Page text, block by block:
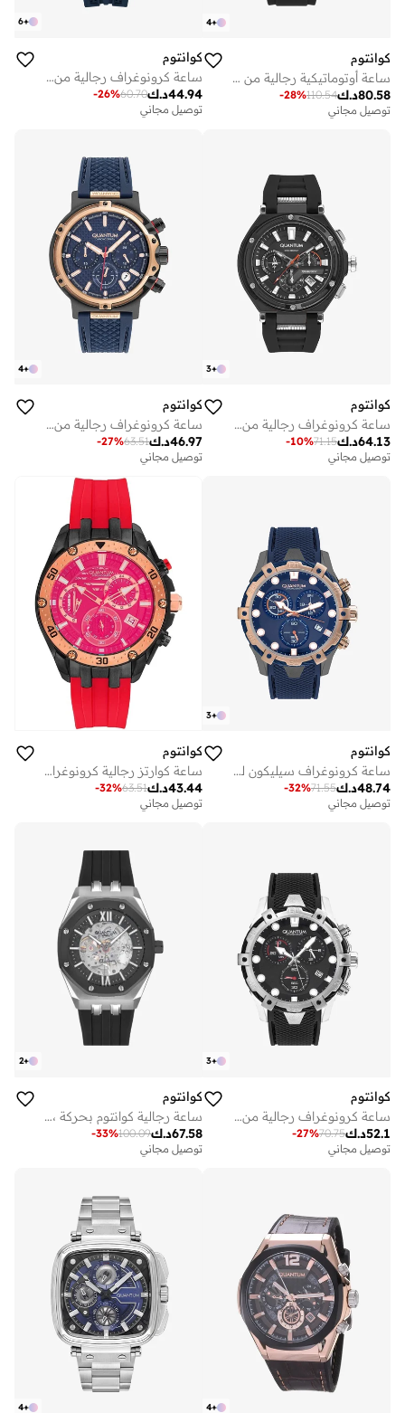
+
4
كوانتوم
ساعة أوتوماتيكية رجالية من السيليكون . - مم
د.ك80.58
110.54
-28%
توصيل مجاني
+
6
كوانتوم
ساعة كرونوغراف رجالية من السيليكون . - مم
د.ك44.94
60.70
-26%
توصيل مجاني
+
3
كوانتوم
ساعة كرونوغراف رجالية من السيليكون . - مم
د.ك64.13
71.15
-10%
توصيل مجاني
+
4
كوانتوم
ساعة كرونوغراف رجالية من السيليكون . - مم
د.ك46.97
63.51
-27%
توصيل مجاني
+
3
كوانتوم
ساعة كرونوغراف سيليكون للرجال . - مم
د.ك48.74
71.55
-32%
توصيل مجاني
كوانتوم
ساعة كوارتز رجالية كرونوغراف بحزام سيليكون - أحمر
د.ك43.44
63.51
-32%
توصيل مجاني
+
3
كوانتوم
ساعة كرونوغراف رجالية من السيليكون . - مم
د.ك52.1
70.75
-27%
توصيل مجاني
+
2
كوانتوم
ساعة رجالية كوانتوم بحركة ، مينا أوتوماتيكي وسوار سيليكون، أسود
د.ك67.58
100.09
-33%
توصيل مجاني
+
4
+
4